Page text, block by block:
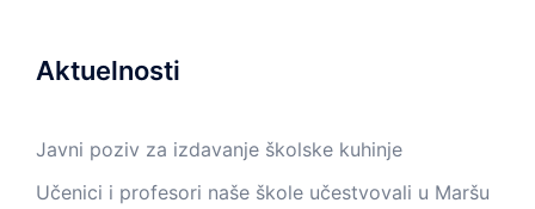
Aktuelnosti
Javni poziv za izdavanje školske kuhinje
Učenici i profesori naše škole učestvovali u Maršu